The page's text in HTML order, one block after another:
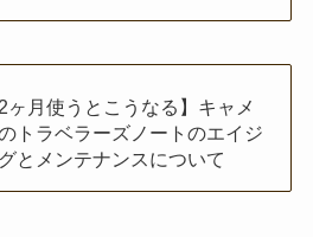
2ヶ月使うとこうなる】キャメ
トラベラーズノートのエイジ
とメンテナンスについて